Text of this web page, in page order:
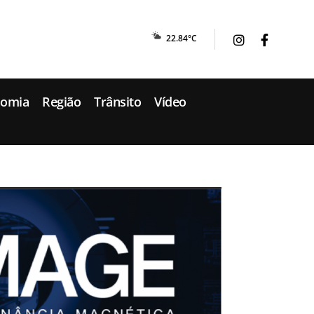
22.84°C
Região Trânsito Vídeo